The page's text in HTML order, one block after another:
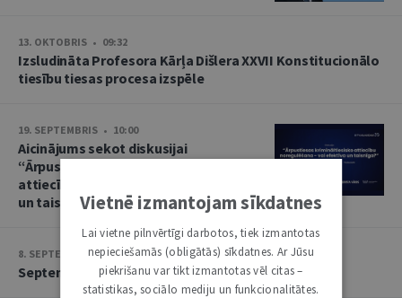
13. OKTOBRIS • 09:32
Izsludināta Profesora Kārļa Dišlera XXVII Konstitucionālo
tiesību tiesas procesa izspēle
19. SEPTEMBRIS • 10:00
Aicinājums sekot diskusijai
“Ārpustiesas krimināltiesisko
attiecību noregulēšana – vai efektīva
un taisnīga?”
8. SEPTEMBRIS • 13:14
Septembra saruna par starptautiskajām tiesībām
Vietnē izmantojam sīkdatnes
Lai vietne pilnvērtīgi darbotos, tiek izmantotas
nepieciešamās (obligātās) sīkdatnes. Ar Jūsu
piekrišanu var tikt izmantotas vēl citas –
statistikas, sociālo mediju un funkcionalitātes.